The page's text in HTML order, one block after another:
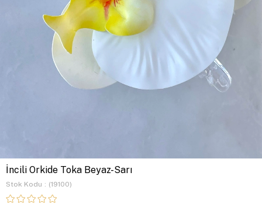
İncili Orkide Toka Beyaz-Sarı
Stok Kodu (19100)